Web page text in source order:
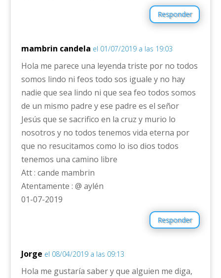
Responder
mambrin candela el 01/07/2019 a las 19:03
Hola me parece una leyenda triste por no todos
somos lindo ni feos todo sos iguale y no hay
nadie que sea lindo ni que sea feo todos somos
de un mismo padre y ese padre es el señor
Jesús que se sacrifico en la cruz y murio lo
nosotros y no todos tenemos vida eterna por
que no resucitamos como lo iso dios todos
tenemos una camino libre
Att : cande mambrin
Atentamente : @ aylén
01-07-2019
Responder
Jorge el 08/04/2019 a las 09:13
Hola me gustaría saber y que alguien me diga,